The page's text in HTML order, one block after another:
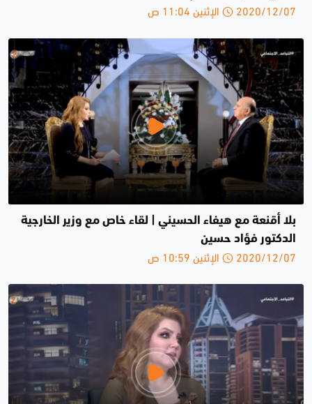
2020/12/07 الإثنين 11:04 ص
بلا أقنعة مع هيفاء الحسيني | لقاء خاص مع وزير الخارجية
الدكتور فؤاد حسين
2020/12/07 الإثنين 10:59 ص